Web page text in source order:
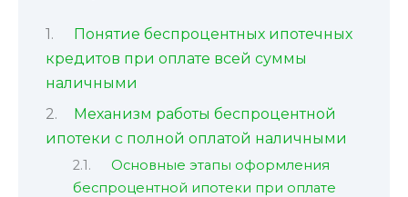
Понятие беспроцентных ипотечных
кредитов при оплате всей суммы
наличными
Механизм работы беспроцентной
ипотеки с полной оплатой наличными
Основные этапы оформления
беспроцентной ипотеки при оплате